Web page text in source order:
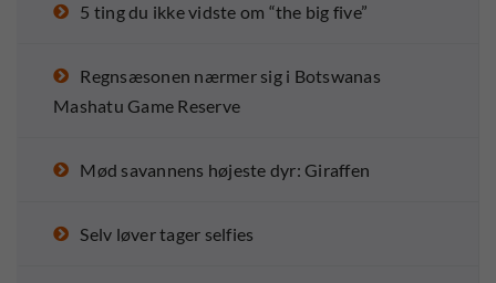
5 ting du ikke vidste om “the big five”
Regnsæsonen nærmer sig i Botswanas
Mashatu Game Reserve
Mød savannens højeste dyr: Giraffen
Selv løver tager selfies